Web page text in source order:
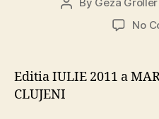
Post
No
Editia IULIE 2011 a
CLUJENI